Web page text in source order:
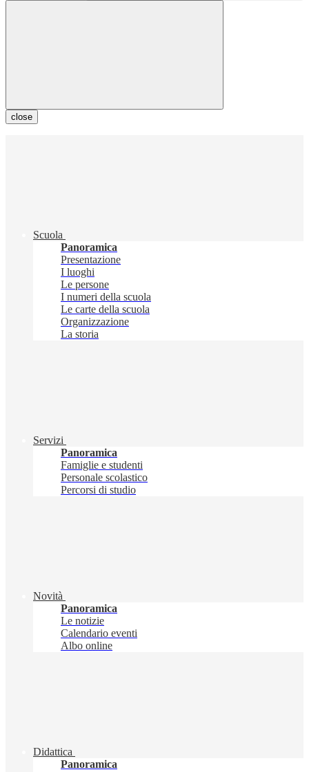
close
Scuola
Panoramica
Presentazione
I luoghi
Le persone
I numeri della scuola
Le carte della scuola
Organizzazione
La storia
Servizi
Panoramica
Famiglie e studenti
Personale scolastico
Percorsi di studio
Novità
Panoramica
Le notizie
Calendario eventi
Albo online
Didattica
Panoramica